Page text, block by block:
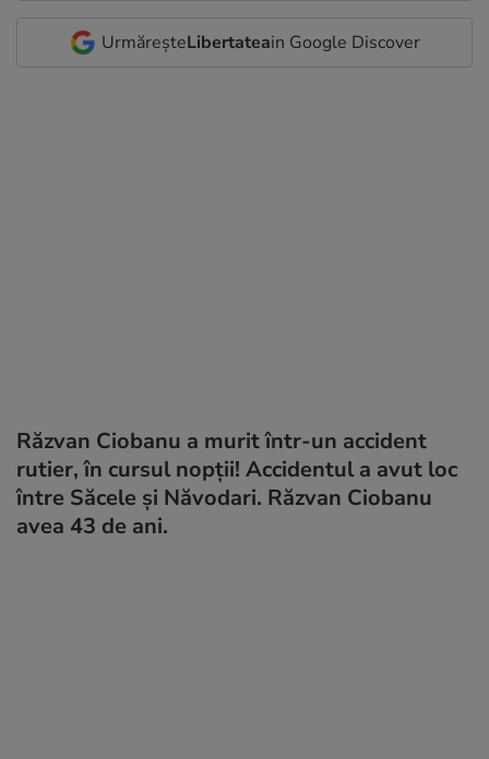
UrmăreșteLibertateain Google Discover
Răzvan Ciobanu a murit într-un accident
rutier, în cursul nopții! Accidentul a avut loc
între Săcele și Năvodari. Răzvan Ciobanu
avea 43 de ani.